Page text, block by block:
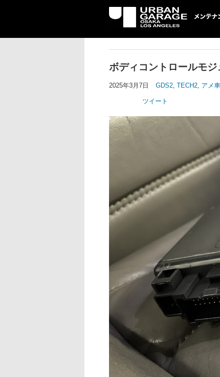
UG メンテナン
ボディコントロールモ
2025年3月7日 GDS2, TECH2, アメ車
ツイート